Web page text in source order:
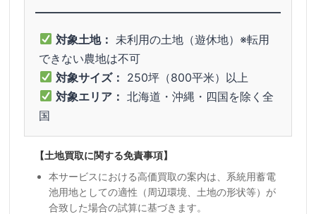
対象土地： 未利用の土地（遊休地）※転用
できない農地は不可
対象サイズ： 250坪（800平米）以上
対象エリア： 北海道・沖縄・四国を除く全
国
【土地買取に関する免責事項】
本サービスにおける高価買取の案内は、系統用蓄電
池用地としての適性（周辺環境、土地の形状等）が
合致した場合の試算に基づきます。